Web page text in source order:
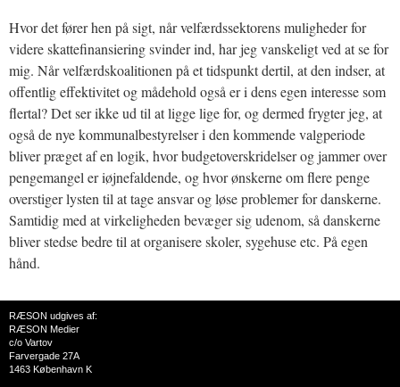
Hvor det fører hen på sigt, når velfærdssektorens muligheder for
videre skattefinansiering svinder ind, har jeg vanskeligt ved at se for
mig. Når velfærdskoalitionen på et tidspunkt dertil, at den indser, at
offentlig effektivitet og mådehold også er i dens egen interesse som
flertal? Det ser ikke ud til at ligge lige for, og dermed frygter jeg, at
også de nye kommunalbestyrelser i den kommende valgperiode
bliver præget af en logik, hvor budgetoverskridelser og jammer over
pengemangel er iøjnefaldende, og hvor ønskerne om flere penge
overstiger lysten til at tage ansvar og løse problemer for danskerne.
Samtidig med at virkeligheden bevæger sig udenom, så danskerne
bliver stedse bedre til at organisere skoler, sygehuse etc. På egen
hånd.
RÆSON udgives af:
RÆSON Medier
c/o Vartov
Farvergade 27A
1463 København K